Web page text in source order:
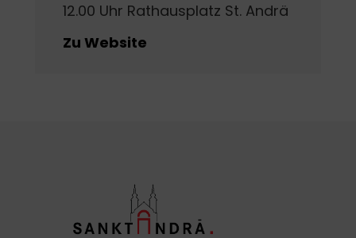
12.00 Uhr Rathausplatz St. Andrä
Zu Website